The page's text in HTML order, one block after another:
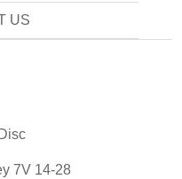
US
7V 14-28